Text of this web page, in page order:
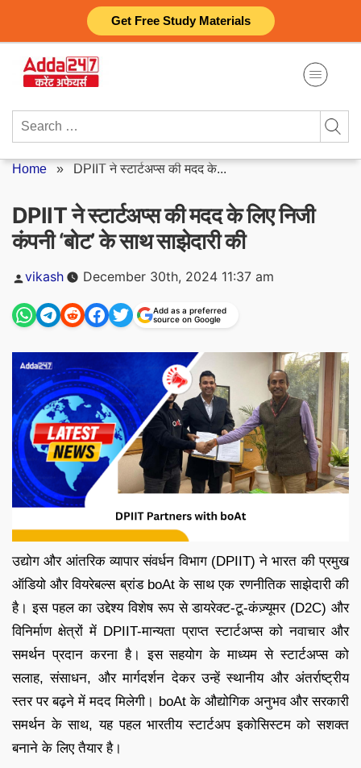
Get Free Study Materials
content
Search
Home » DPIIT ने स्टार्टअप्स की मदद के...
DPIIT ने स्टार्टअप्स की मदद के लिए निजी
कंपनी ‘बोट’ के साथ साझेदारी की
Posted
vikash December 30th, 2024 11:37 am
Add as a preferred
source on Google
उद्योग और आंतरिक व्यापार संवर्धन विभाग (DPIIT) ने भारत की प्रमुख
ऑडियो और वियरेबल्स ब्रांड boAt के साथ एक रणनीतिक साझेदारी की
है। इस पहल का उद्देश्य विशेष रूप से डायरेक्ट-टू-कंज़्यूमर (D2C) और
विनिर्माण क्षेत्रों में DPIIT-मान्यता प्राप्त स्टार्टअप्स को नवाचार और
समर्थन प्रदान करना है। इस सहयोग के माध्यम से स्टार्टअप्स को
सलाह, संसाधन, और मार्गदर्शन देकर उन्हें स्थानीय और अंतर्राष्ट्रीय
स्तर पर बढ़ने में मदद मिलेगी। boAt के औद्योगिक अनुभव और सरकारी
समर्थन के साथ, यह पहल भारतीय स्टार्टअप इकोसिस्टम को सशक्त
बनाने के लिए तैयार है।